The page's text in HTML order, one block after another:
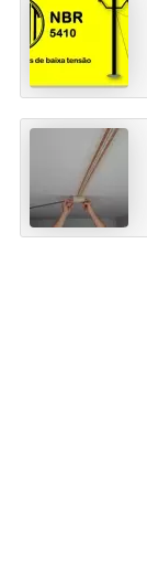
e
g
u
r
n
ç